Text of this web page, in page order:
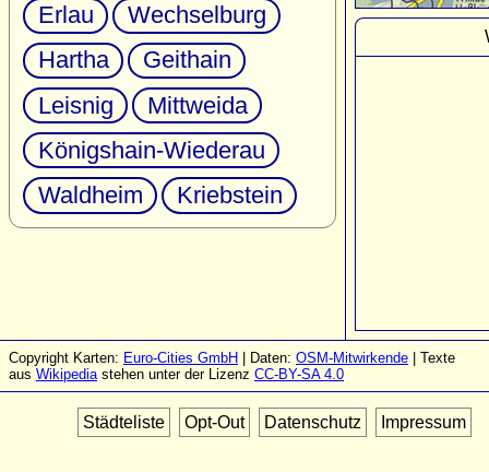
Erlau
Wechselburg
Hartha
Geithain
Leisnig
Mittweida
Königshain-Wiederau
Waldheim
Kriebstein
Copyright Karten: Euro-Cities GmbH | Daten: OSM-Mitwirkende | Texte
aus Wikipediastehen unter der Lizenz CC-BY-SA 4.0
Städteliste Opt-Out Datenschutz Impressum